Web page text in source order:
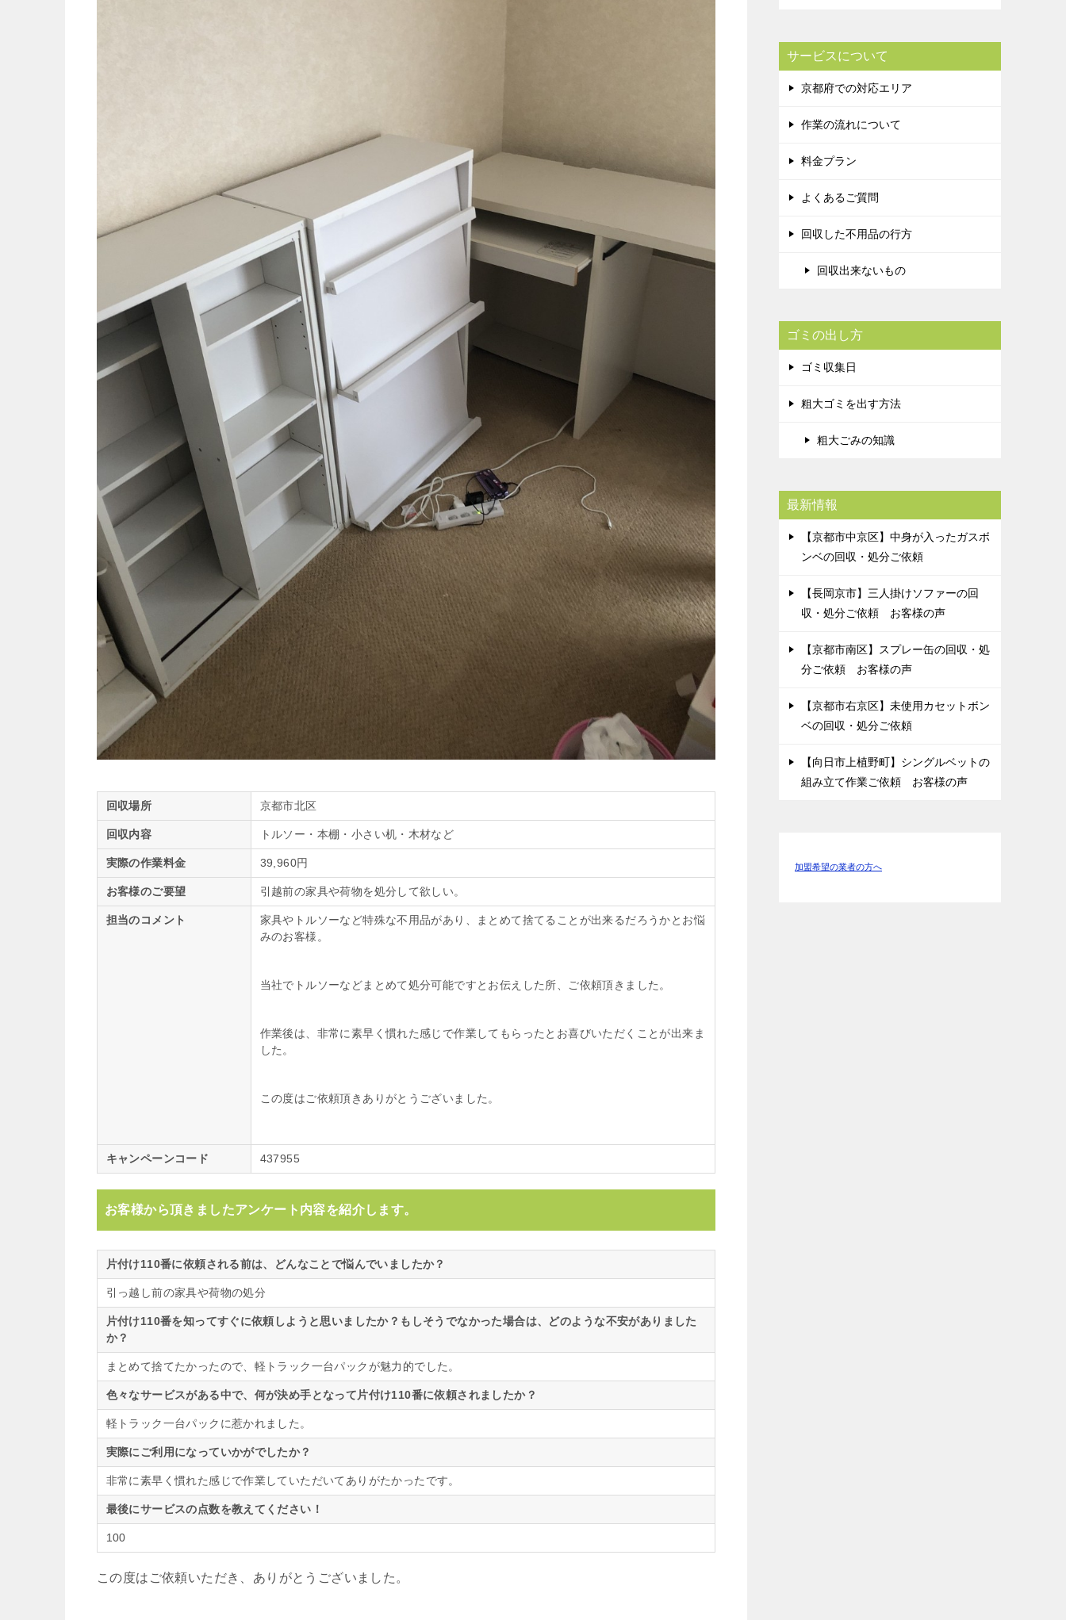
回収場所 京都市北区
回収内容 トルソー・本棚・小さい机・木材など
実際の作業料金 39,960円
お客様のご要望 引越前の家具や荷物を処分して欲しい。
担当のコメント
家具やトルソーなど特殊な不用品があり、まとめて捨てることが出来るだろうかとお悩
みのお客様。
当社でトルソーなどまとめて処分可能ですとお伝えした所、ご依頼頂きました。
作業後は、非常に素早く慣れた感じで作業してもらったとお喜びいただくことが出来ま
した。
この度はご依頼頂きありがとうございました。
キャンペーンコード 437955
お客様から頂きましたアンケート内容を紹介します。
片付け110番に依頼される前は、どんなことで悩んでいましたか？
引っ越し前の家具や荷物の処分
片付け110番を知ってすぐに依頼しようと思いましたか？もしそうでなかった場合は、どのような不安がありました
か？
まとめて捨てたかったので、軽トラック一台パックが魅力的でした。
色々なサービスがある中で、何が決め手となって片付け110番に依頼されましたか？
軽トラック一台パックに惹かれました。
実際にご利用になっていかがでしたか？
非常に素早く慣れた感じで作業していただいてありがたかったです。
最後にサービスの点数を教えてください！
100
この度はご依頼いただき、ありがとうございました。
サービスについて
京都府での対応エリア
作業の流れについて
料金プラン
よくあるご質問
回収した不用品の行方
回収出来ないもの
ゴミの出し方
ゴミ収集日
粗大ゴミを出す方法
粗大ごみの知識
最新情報
【京都市中京区】中身が入ったガスボ
ンベの回収・処分ご依頼
【長岡京市】三人掛けソファーの回
収・処分ご依頼 お客様の声
【京都市南区】スプレー缶の回収・処
分ご依頼 お客様の声
【京都市右京区】未使用カセットボン
ベの回収・処分ご依頼
【向日市上植野町】シングルベットの
組み立て作業ご依頼 お客様の声
加盟希望の業者の方へ